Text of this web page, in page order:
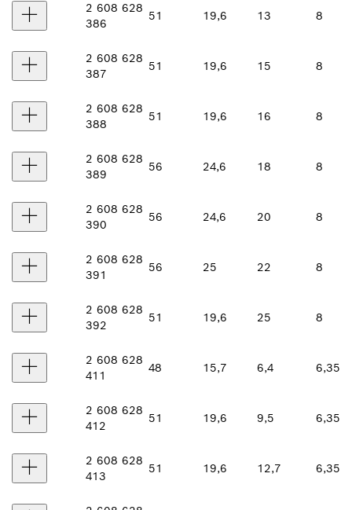
2 608 628
386
51 19,6 13 8
2 608 628
387
51 19,6 15 8
2 608 628
388
51 19,6 16 8
2 608 628
389
56 24,6 18 8
2 608 628
390
56 24,6 20 8
2 608 628
391
56 25 22 8
2 608 628
392
51 19,6 25 8
2 608 628
411
48 15,7 6,4 6,35
2 608 628
412
51 19,6 9,5 6,35
2 608 628
413
51 19,6 12,7 6,35